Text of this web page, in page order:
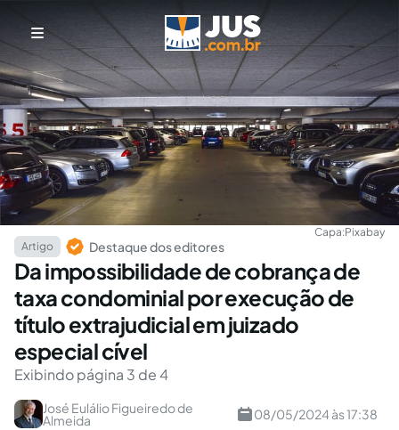
Capa:Pixabay
Artigo
Destaque dos editores
Da impossibilidade de cobrança de
taxa condominial por execução de
título extrajudicial em juizado
especial cível
Exibindo página 3 de 4
José Eulálio Figueiredo de
Almeida 08/05/2024 às 17:38